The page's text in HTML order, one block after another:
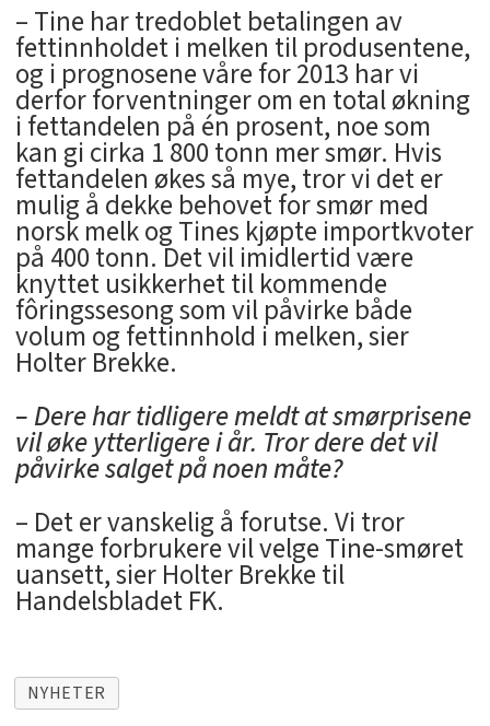
– Tine har tredoblet betalingen av
fettinnholdet i melken til produsentene,
og i prognosene våre for 2013 har vi
derfor forventninger om en total økning
i fettandelen på én prosent, noe som
kan gi cirka 1 800 tonn mer smør. Hvis
fettandelen økes så mye, tror vi det er
mulig å dekke behovet for smør med
norsk melk og Tines kjøpte importkvoter
på 400 tonn. Det vil imidlertid være
knyttet usikkerhet til kommende
fôringssesong som vil påvirke både
volum og fettinnhold i melken, sier
Holter Brekke.
– Dere har tidligere meldt at smørprisene
vil øke ytterligere i år. Tror dere det vil
påvirke salget på noen måte?
– Det er vanskelig å forutse. Vi tror
mange forbrukere vil velge Tine-smøret
uansett, sier Holter Brekke til
Handelsbladet FK.
NYHETER